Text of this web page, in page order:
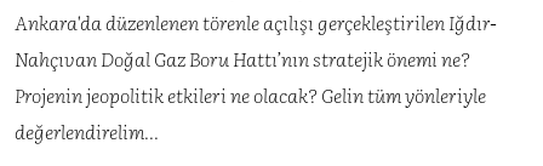
Ankara'da düzenlenen törenle açılışı gerçekleştirilen Iğdır-
Nahçıvan Doğal Gaz Boru Hattı’nın stratejik önemi ne?
Projenin jeopolitik etkileri ne olacak? Gelin tüm yönleriyle
değerlendirelim...